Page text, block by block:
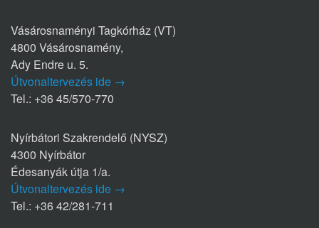
Vásárosnaményi Tagkórház (VT)
4800 Vásárosnamény,
Ady Endre u. 5.
Útvonaltervezés ide →
Tel.: +36 45/570-770
Nyírbátori Szakrendelő (NYSZ)
4300 Nyírbátor
Édesanyák útja 1/a.
Útvonaltervezés ide →
Tel.: +36 42/281-711